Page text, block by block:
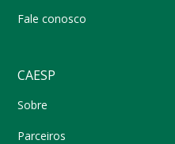
Fale conosco
CAESP
Sobre
Parceiros